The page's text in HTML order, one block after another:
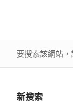
要搜索該網站
新搜索